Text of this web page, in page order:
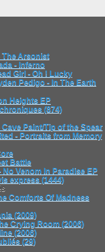
The Arsonist
- Inferno
Girl - Oh ! Lucky
Pedigo - In The Earth
Heights EP
(874)
Cave Paint/Tip of the Spear
- Portraits from Memory
Battle
Venom In Paradise EP
express (1444)
Comforts Of Madness
(2009)
Crying Room (2006)
(2006)
(29)